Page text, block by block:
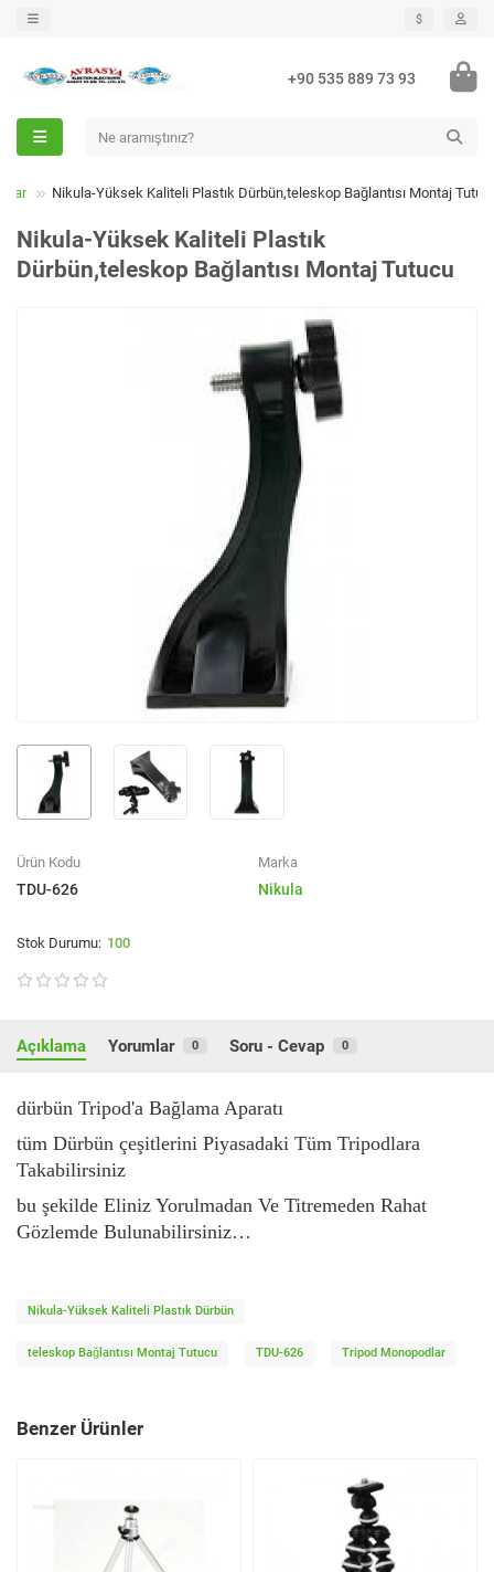
$
+90 535 889 73 93
Nikula-Yüksek Kaliteli Plastık Dürbün,teleskop Bağlantısı Montaj
Nikula-Yüksek Kaliteli Plastık
Dürbün,teleskop Bağlantısı Montaj Tutucu
Ürün Kodu
TDU-626
Marka
Nikula
100
Açıklama Yorumlar 0 Soru - Cevap 0
dürbün Tripod'a Bağlama Aparatı
tüm Dürbün çeşitlerini Piyasadaki Tüm Tripodlara
Takabilirsiniz
bu şekilde Eliniz Yorulmadan Ve Titremeden Rahat
Gözlemde Bulunabilirsiniz…
Nikula-Yüksek Kaliteli Plastık Dürbün
teleskop Bağlantısı Montaj Tutucu TDU-626 Tripod Monopodlar
Benzer Ürünler